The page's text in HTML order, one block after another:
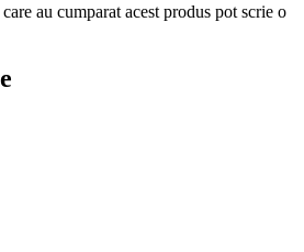
au cumparat acest produs pot scrie o